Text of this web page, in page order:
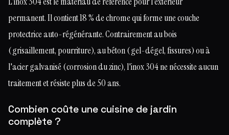
permanent. Il contient 18 % de chrome qui forme une couche
protectrice auto-régénérante. Contrairement au bois
(grisaillement, pourriture), au béton (gel-dégel, fissures) ou à
l'acier galvanisé (corrosion du zinc), l'inox 304 ne nécessite aucun
traitement et résiste plus de 50 ans.
Combien coûte une cuisine de jardin
complète ?